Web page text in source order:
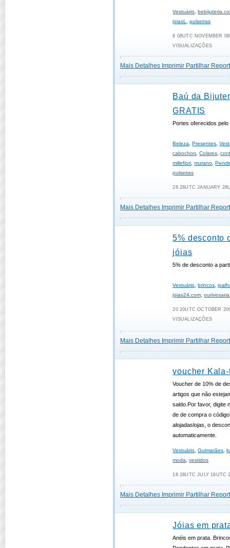
Vestuário ,
joiasL
,pulseiras
8 08UTC NOVEMBER
VISUALIZAÇÕES
Mais Detalhes Imprimir Partilhar
Baú da
GRATIS
Portes oferecidos pelo
Beleza ,Presentes ,
cabochon
,Colares ,
millefiori ,murano ,
pulseiras
28 28UTC JANUARY
Mais Detalhes Imprimir Partilhar
5% desconto
jóias
5% de desconto a
Vestuário ,brincos ,
joias24.com ,ourivesaria
20 20UTC OCTOBER
VISUALIZAÇÕES
Mais Detalhes Imprimir Partilhar
voucher
Voucher de 10% de
artigos que não
saldo.Por favor, digite
de de compra o
alojadaslojas, o
automaticamente.
Vestuário ,Guimarães ,
moda
,vestidos
18 18UTC JULY 18UTC
Mais Detalhes Imprimir Partilhar
Jóias em
Anéis em prata.